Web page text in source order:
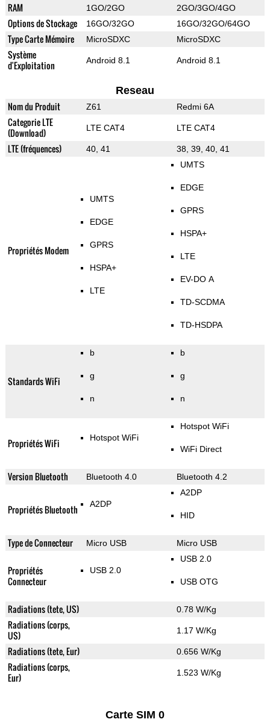
RAM 1GO/2GO 2GO/3GO/4GO
Options de Stockage 16GO/32GO 16GO/32GO/64GO
Type Carte Mémoire MicroSDXC MicroSDXC
Système
d'Exploitation
Android 8.1 Android 8.1
Reseau
Nom du Produit Z61 Redmi 6A
Categorie LTE
(Download)
LTE CAT4 LTE CAT4
LTE (fréquences) 40, 41 38, 39, 40, 41
Propriétés Modem
UMTS
EDGE
GPRS
HSPA+
LTE
UMTS
EDGE
GPRS
HSPA+
LTE
EV-DO A
TD-SCDMA
TD-HSDPA
Standards WiFi
b
g
n
b
g
n
Propriétés WiFi Hotspot WiFi
Hotspot WiFi
WiFi Direct
Version Bluetooth Bluetooth 4.0 Bluetooth 4.2
Propriétés Bluetooth A2DP
A2DP
HID
Type de Connecteur Micro USB Micro USB
Propriétés
Connecteur
USB 2.0
USB 2.0
USB OTG
Radiations (tete, US) 0.78 W/Kg
Radiations (corps,
US)
1.17 W/Kg
Radiations (tete, Eur) 0.656 W/Kg
Radiations (corps,
Eur)
1.523 W/Kg
Carte SIM 0